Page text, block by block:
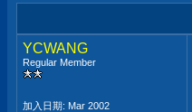
YCWANG
Regular Member
加入日期: Mar 2002